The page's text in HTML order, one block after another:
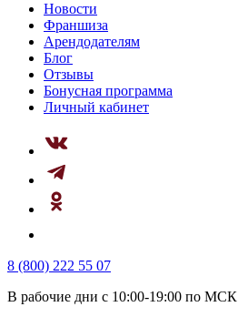
Новости
Франшиза
Арендодателям
Блог
Отзывы
Бонусная программа
Личный кабинет
8 (800) 222 55 07
В рабочие дни с 10:00-19:00 по МСК